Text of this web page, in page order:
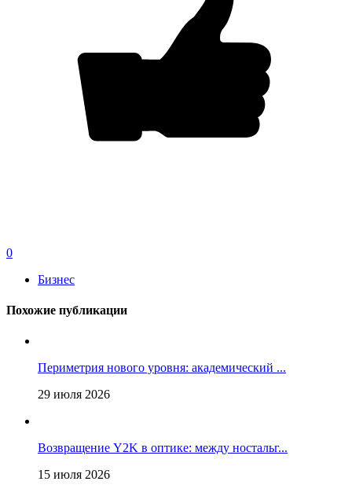
0
Бизнес
Похожие публикации
Периметрия нового уровня: академический ...
29 июля 2026
Возвращение Y2K в оптике: между ностальг...
15 июля 2026